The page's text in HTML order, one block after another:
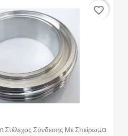
Σύνδεσης Με Σπείρωμα
favorite_border